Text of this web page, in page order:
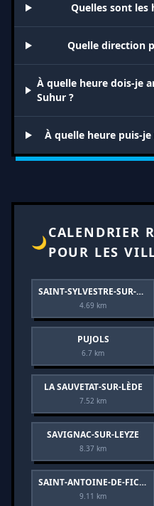
Quelles sont les
Quelle direction
À quelle heure dois-je
Suhur ?
À quelle heure puis-
🌙
CALENDRIER
POUR LES
SAINT-SYLVESTRE-SUR-LOT
4.69 km
PUJOLS
6.7 km
LA SAUVETAT-SUR-LÈDE
7.52 km
SAVIGNAC-SUR-LEYZE
8.37 km
SAINT-ANTOINE-DE-FICALBA
9.11 km